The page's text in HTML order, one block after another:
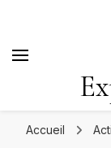
Accueil